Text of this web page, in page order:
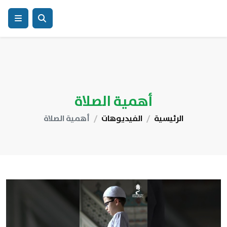
أهمية الصلاة
الرئيسية الفيديوهات أهمية الصلاة